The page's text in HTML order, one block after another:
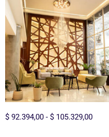
$ 92.394,00 - $ 105.329,00